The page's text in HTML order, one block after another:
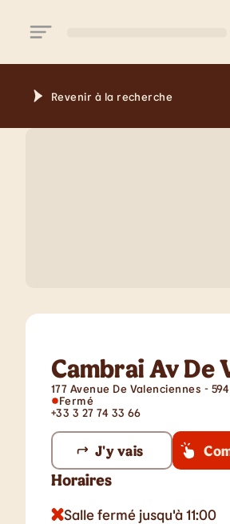
Revenir à la recherche
Cambrai Av De
177 Avenue De Valenciennes -
Fermé
+33 3 27 74 33 66
J'y vais
Horaires
Salle fermé jusqu'à 11:00